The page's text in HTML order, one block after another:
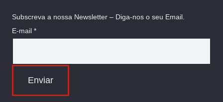
Subscreva a nossa Newsletter – Diga-nos o seu Email.
E-mail *